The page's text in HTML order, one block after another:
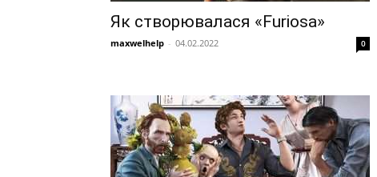
Як створювалася «Furiosa»
maxwelhelp - 04.02.2022 0